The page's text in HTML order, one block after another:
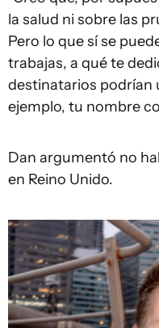
la salud ni sobre las
Pero lo que sí se
trabajas, a qué te
destinatarios podrían
ejemplo, tu nombre
Dan argumentó no
en Reino Unido.